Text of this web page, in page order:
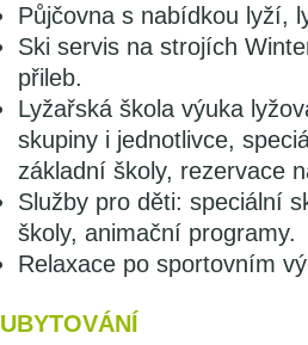
Půjčovna s nabídkou lyží,
Ski servis na strojích
přileb.
Lyžařská škola výuka
skupiny i jednotlivce,
základní školy, rezervace
Služby pro děti: speciální
školy, animační programy.
Relaxace po sportovním
UBYTOVÁNÍ